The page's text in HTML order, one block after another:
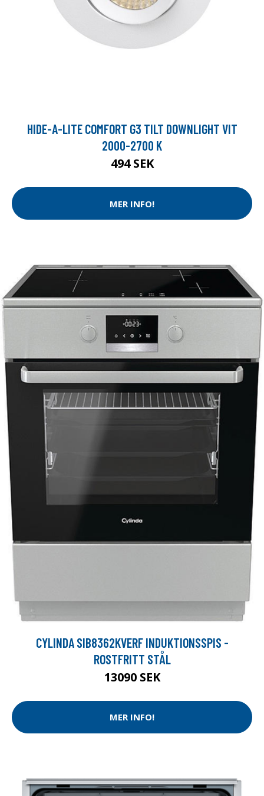
HIDE-A-LITE COMFORT G3 TILT DOWNLIGHT VIT
2000-2700 K
494 SEK
MER INFO!
CYLINDA SIB8362KVERF INDUKTIONSSPIS -
ROSTFRITT STÅL
13090 SEK
MER INFO!